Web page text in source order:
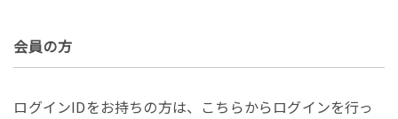
会員の方
ログインIDをお持ちの方は、こちらからログインを行っ